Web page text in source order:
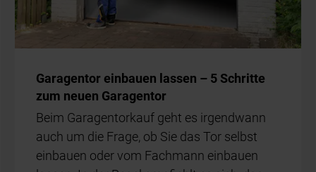
Ga­ra­gen­tor ein­bau­en las­sen – 5 Schrit­te
zum neu­en Ga­ra­gen­tor
Beim Ga­ra­gen­tor­kauf geht es ir­gend­wann
auch um die Fra­ge, ob Sie das Tor selbst
ein­bau­en oder vom Fach­mann ein­bau­en